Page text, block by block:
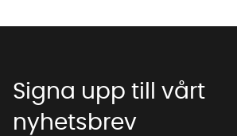
Signa upp till vårt
nyhetsbrev